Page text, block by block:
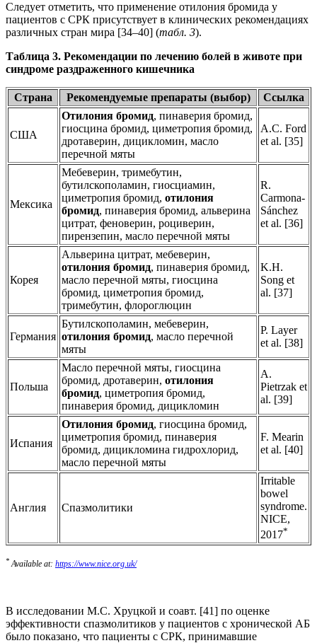
Следует отметить, что применение отилония бромида у
пациентов с СРК присутствует в клинических рекомендациях
различных стран мира [34–40] (табл. 3).
Таблица 3. Рекомендации по лечению болей в животе при
синдроме раздраженного кишечника
Страна Рекомендуемые препараты (выбор) Ссылка
США
Отилония бромид, пинаверия бромид,
гиосцина бромид, циметропия бромид,
дротаверин, дицикломин, масло
перечной мяты
A.C. Ford
et al. [35]
Мексика
Мебеверин, тримебутин,
бутилскополамин, гиосциамин,
циметропия бромид, отилония
бромид, пинаверия бромид, альверина
цитрат, феноверин, роциверин,
пирензепин, масло перечной мяты
R.
Carmona-
Sánchez
et al. [36]
Корея
Альверина цитрат, мебеверин,
отилония бромид, пинаверия бромид,
масло перечной мяты, гиосцина
бромид, циметропия бромид,
тримебутин, флороглюцин
K.H.
Song et
al. [37]
Германия
Бутилскополамин, мебеверин,
отилония бромид, масло перечной
мяты
P. Layer
et al. [38]
Польша
Масло перечной мяты, гиосцина
бромид, дротаверин, отилония
бромид, циметропия бромид,
пинаверия бромид, дицикломин
A.
Pietrzak et
al. [39]
Испания
Отилония бромид, гиосцина бромид,
циметропия бромид, пинаверия
бромид, дицикломина гидрохлорид,
масло перечной мяты
F. Mearin
et al. [40]
Англия Спазмолитики
Irritable
bowel
syndrome.
NICE,
2017*
*Available at: https://www.nice.org.uk/
В исследовании М.С. Хруцкой и соавт. [41] по оценке
эффективности спазмолитиков у пациентов с хронической АБ
было показано, что пациенты с СРК, принимавшие